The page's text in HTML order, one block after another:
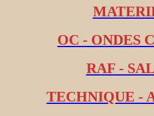
OC - ONDES
RAF -
TECHNIQUE -